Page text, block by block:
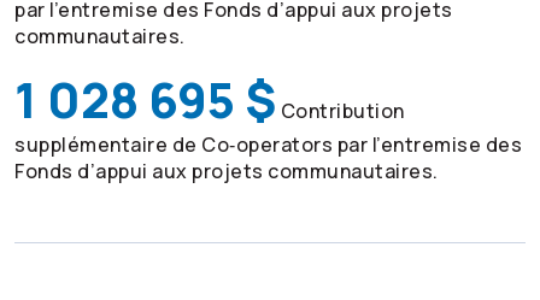
par l’entremise des Fonds d’appui aux projets
communautaires.
1 028 695 $ Contribution
supplémentaire de Co‑operators par l’entremise des
Fonds d’appui aux projets communautaires.